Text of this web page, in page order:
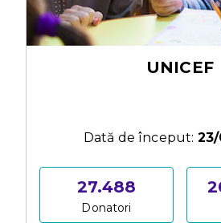
UNICEF
Dată de început:
27.488
Donatori